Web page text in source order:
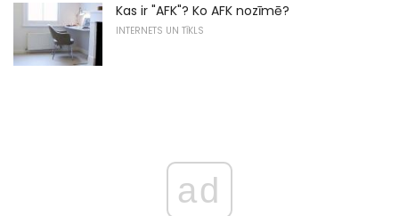
Kas ir "AFK"? Ko AFK nozīmē?
INTERNETS UN TĪKLS
ad